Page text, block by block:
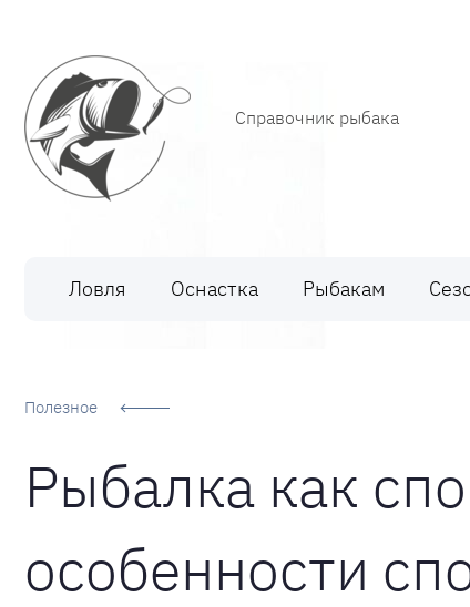
Рыбалка Справочник рыбака
Ловля Оснастка Рыбакам
Полезное
Рыбалка как
особенности